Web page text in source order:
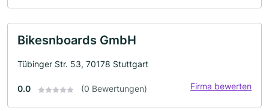
Bikesnboards GmbH
Tübinger Str. 53, 70178 Stuttgart
0.0 (0 Bewertungen) Firma bewerten